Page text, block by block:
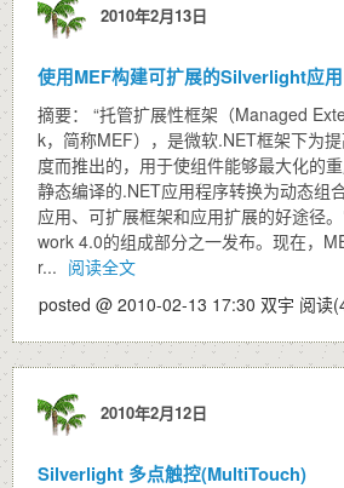
2010年2月13日
使用MEF构建可扩展的Silverlight应用
摘要： “托管扩展性框架（Managed
k，简称MEF），是微软.NET框架下为
度而推出的，用于使组件能够最大化的
静态编译的.NET应用程序转换为动态组
应用、可扩展框架和应用扩展的好途径
work 4.0的组成部分之一发布。现在，
r... 阅读全文
posted @ 2010-02-13 17:30 双宇 阅读
2010年2月12日
Silverlight 多点触控(MultiTouch)